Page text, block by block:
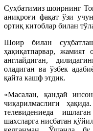
Суҳбатимиз шоирнинг
аниқроғи фақат ўзи
ортиқ китоблар билан
Шоир билан
ҳақиқатпарвар, жамият
англайдиган,
оладиган ва ўзбек
қайта кашф этдик.
«Масалан, қандай
чиқарилмаслиги
телевидениеда
шахсларга нисбатан